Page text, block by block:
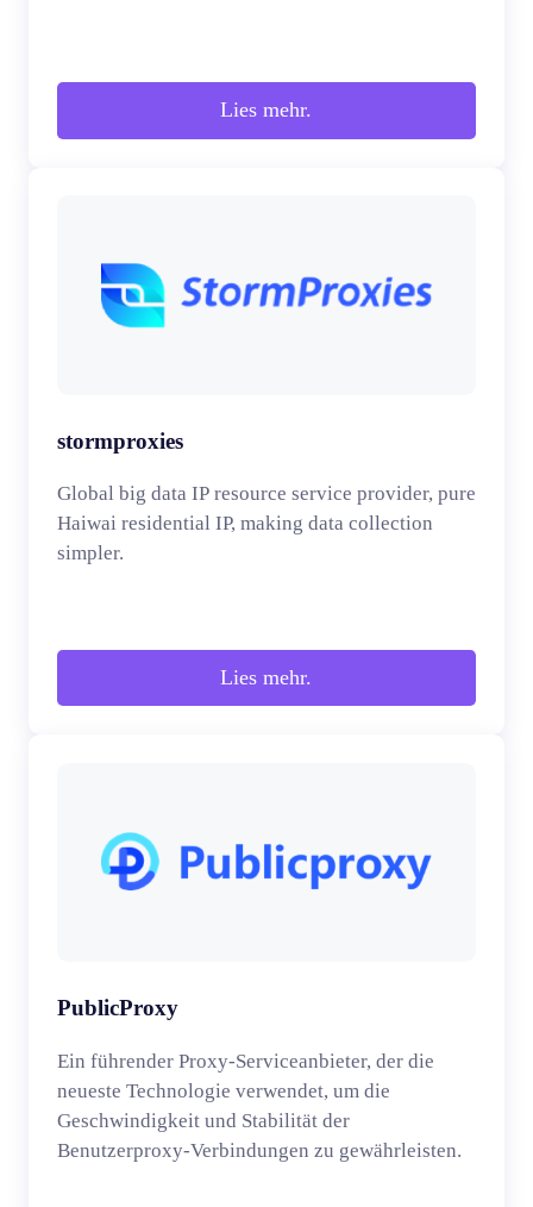
Lies mehr.
stormproxies
Global big data IP resource service provider, pure
Haiwai residential IP, making data collection
simpler.
Lies mehr.
PublicProxy
Ein führender Proxy-Serviceanbieter, der die
neueste Technologie verwendet, um die
Geschwindigkeit und Stabilität der
Benutzerproxy-Verbindungen zu gewährleisten.